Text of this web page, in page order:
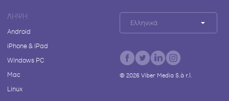
ΛΉΨΗ
Android
iPhone & iPad
Windows PC
Mac
Linux
Ελληνικά
© 2026Viber Media S.à r.l.